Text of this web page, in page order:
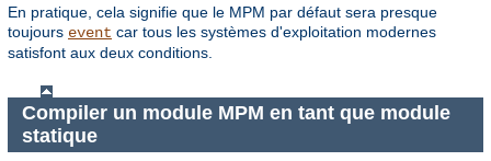
En pratique, cela signifie que le MPM par défaut sera presque
toujours event car tous les systèmes d'exploitation modernes
satisfont aux deux conditions.
Compiler un module MPM en tant que module
statique